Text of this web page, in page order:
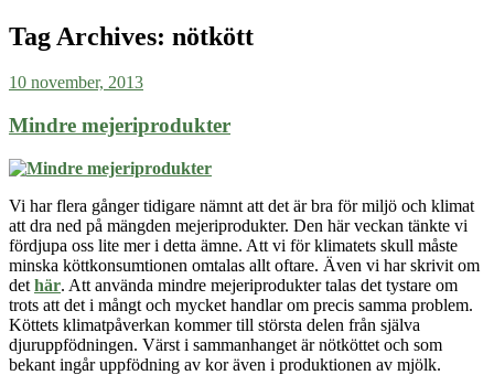
Tag Archives: nötkött
10 november, 2013
Mindre mejeriprodukter
Vi har flera gånger tidigare nämnt att det är bra för miljö och klimat
att dra ned på mängden mejeriprodukter. Den här veckan tänkte vi
fördjupa oss lite mer i detta ämne. Att vi för klimatets skull måste
minska köttkonsumtionen omtalas allt oftare. Även vi har skrivit om
det här. Att använda mindre mejeriprodukter talas det tystare om
trots att det i mångt och mycket handlar om precis samma problem.
Köttets klimatpåverkan kommer till största delen från själva
djuruppfödningen. Värst i sammanhanget är nötköttet och som
bekant ingår uppfödning av kor även i produktionen av mjölk.